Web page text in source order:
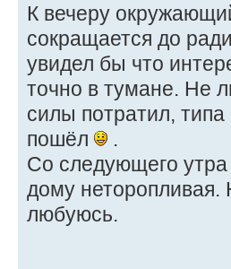
К вечеру
сокращается до
увидел бы что
точно в тумане. Не
силы потратил,
пошёл
.
Со следующего утра
дому неторопливая.
любуюсь.